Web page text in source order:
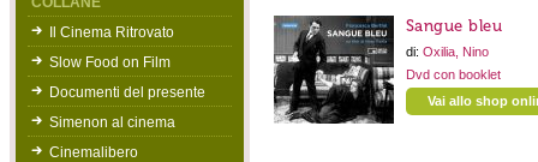
Il Cinema Ritrovato
Slow Food on Film
Documenti del presente
Simenon al cinema
Cinemalibero
Sangue bleu
di: Oxilia, Nino
Dvd con booklet
Vai allo shop